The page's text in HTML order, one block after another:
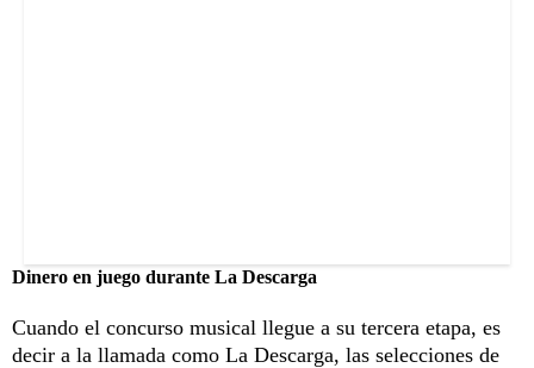
Dinero en juego durante La Descarga
Cuando el concurso musical llegue a su tercera etapa, es
decir a la llamada como La Descarga, las selecciones de